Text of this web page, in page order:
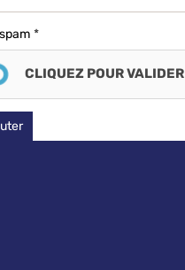
CLIQUEZ POUR VALIDER